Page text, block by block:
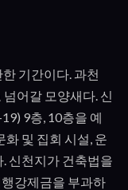
기간이다. 과천
어갈 모양새다. 신
9층, 10층을 예
및 집회 시설, 운
신천지가 건축법을
강제금을 부과하